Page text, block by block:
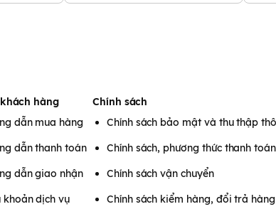
hàng
dẫn mua hàng
dẫn thanh toán
dẫn giao nhận
khoản dịch vụ
Chính sách
Chính sách bảo mật và thu thập
Chính sách, phương thức thanh toán
Chính sách vận chuyển
Chính sách kiểm hàng, đổi trả hàng